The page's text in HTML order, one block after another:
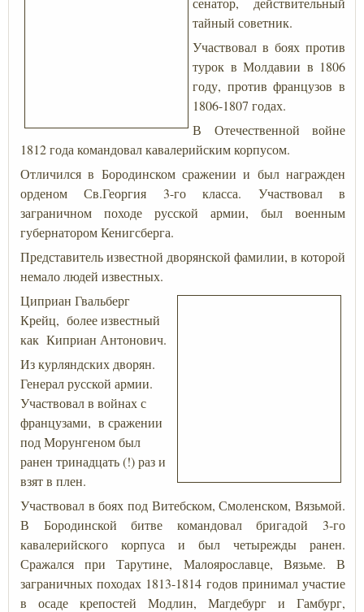
тайный советник.
Участвовал в боях против
турок в Молдавии в 1806
году, против французов в
1806-1807 годах.
В Отечественной войне
1812 года командовал кавалерийским корпусом.
Отличился в Бородинском сражении и был награжден
орденом Св.Георгия 3-го класса. Участвовал в
заграничном походе русской армии, был военным
губернатором Кенигсберга.
Представитель известной дворянской фамилии, в которой
немало людей известных.
Циприан Гвальберг
Крейц, более известный
как Киприан Антонович.
Из курляндских дворян.
Генерал русской армии.
Участвовал в войнах с
французами, в сражении
под Морунгеном был
ранен тринадцать (!) раз и
взят в плен.
Участвовал в боях под Витебском, Смоленском, Вязьмой.
В Бородинской битве командовал бригадой 3-го
кавалерийского корпуса и был четырежды ранен.
Сражался при Тарутине, Малоярославце, Вязьме. В
заграничных походах 1813-1814 годов принимал участие
в осаде крепостей Модлин, Магдебург и Гамбург,